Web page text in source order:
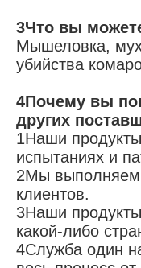
3Что вы
Мышеловка,
убийства
4Почему вы
других
1Наши
испытаниях и
2Мы выполняем
клиентов.
3Наши
какой-либо
4Служба один